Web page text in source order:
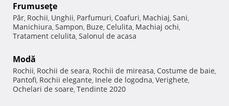
Frumuseţe
Păr, Rochii, Unghii, Parfumuri, Coafuri, Machiaj, Sani,
Manichiura, Sampon, Buze, Celulita, Machiaj ochi,
Tratament celulita, Salonul de acasa
Modă
Rochii, Rochii de seara, Rochii de mireasa, Costume de baie,
Pantofi, Rochii elegante, Inele de logodna, Verighete,
Ochelari de soare, Tendinte 2020